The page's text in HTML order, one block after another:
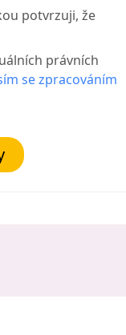
potvrzuji, že
právních
se zpracováním